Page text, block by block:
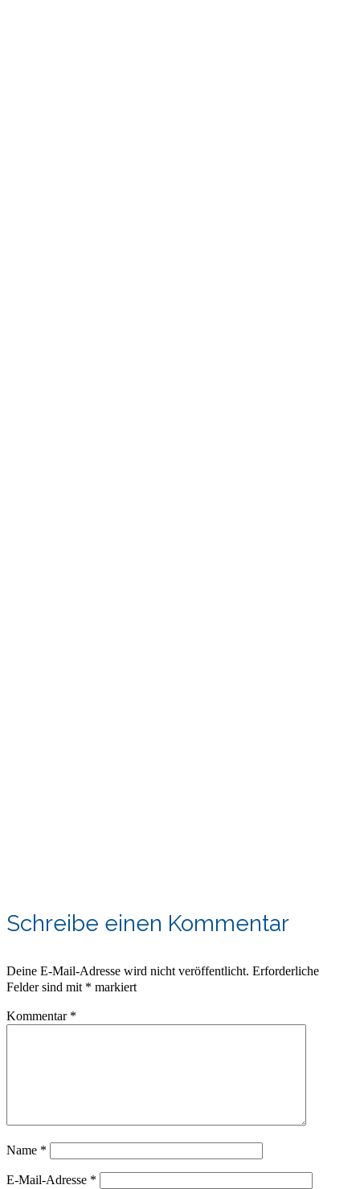
Schreibe einen Kommentar
Deine E-Mail-Adresse wird nicht veröffentlicht. Erforderliche
Felder sind mit * markiert
Kommentar *
Name *
E-Mail-Adresse *